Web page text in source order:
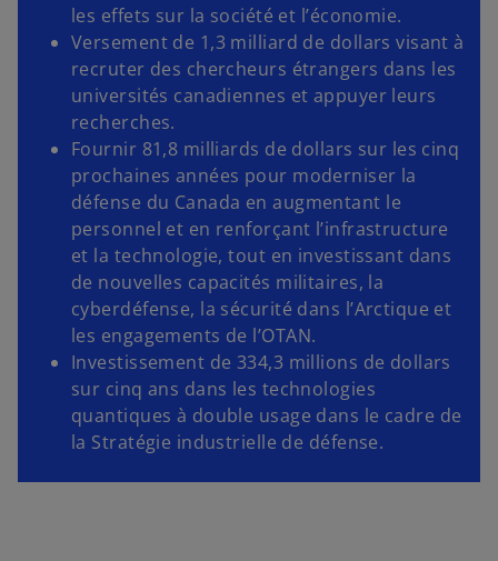
les effets sur la société et l’économie.
Versement de 1,3 milliard de dollars visant à
recruter des chercheurs étrangers dans les
universités canadiennes et appuyer leurs
recherches.
Fournir 81,8 milliards de dollars sur les cinq
prochaines années pour moderniser la
défense du Canada en augmentant le
personnel et en renforçant l’infrastructure
et la technologie, tout en investissant dans
de nouvelles capacités militaires, la
cyberdéfense, la sécurité dans l’Arctique et
les engagements de l’OTAN.
Investissement de 334,3 millions de dollars
sur cinq ans dans les technologies
quantiques à double usage dans le cadre de
la Stratégie industrielle de défense.